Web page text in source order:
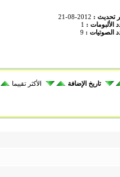
تحديث : 2012-08-21
الألبومات : 1
الصوتيات : 9
تاريخ الإضافة الأكثر تقييما